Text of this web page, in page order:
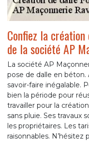
Confiez la création
de la société AP
La société AP
pose de dalle en béton.
savoir-faire inégalable.
bien la période pour
travailler pour la
sans pluie. Ses travaux
les propriétaires. Les
raisonnables.